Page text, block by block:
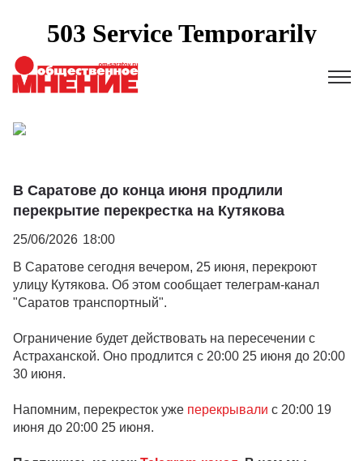
В Саратове до конца июня продлили
перекрытие перекрестка на Кутякова
25/06/2026 18:00
В Саратове сегодня вечером, 25 июня, перекроют
улицу Кутякова. Об этом сообщает телеграм-канал
"Саратов транспортный".
Ограничение будет действовать на пересечении с
Астраханской. Оно продлится с 20:00 25 июня до 20:00
30 июня.
Напомним, перекресток уже перекрывали с 20:00 19
июня до 20:00 25 июня.